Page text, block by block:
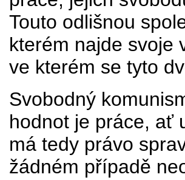
Touto odlišnou
kterém najde svoje
ve kterém se tyto
Svobodný
hodnot je práce, ať
má tedy právo
žádném případě